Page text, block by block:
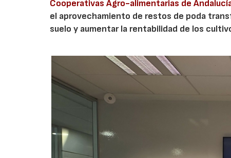
Cooperativas Agro-alimentarias de
el aprovechamiento de restos de poda
suelo y aumentar la rentabilidad de los